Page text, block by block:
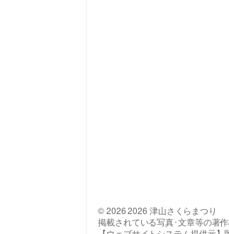
© 2026 2026 津山さくらまつり
掲載されている写真･文章等の著